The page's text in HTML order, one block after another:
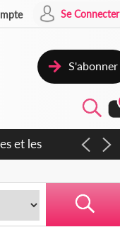
Se Connecter
S'abonner